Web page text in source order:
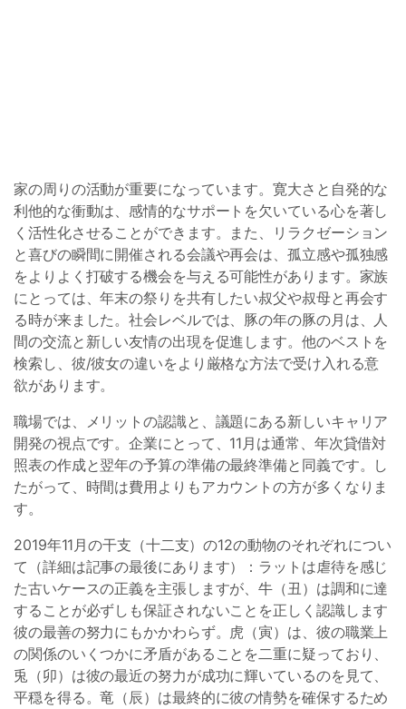
家の周りの活動が重要になっています。寛大さと自発的な
利他的な衝動は、感情的なサポートを欠いている心を著し
く活性化させることができます。また、リラクゼーション
と喜びの瞬間に開催される会議や再会は、孤立感や孤独感
をよりよく打破する機会を与える可能性があります。家族
にとっては、年末の祭りを共有したい叔父や叔母と再会す
る時が来ました。社会レベルでは、豚の年の豚の月は、人
間の交流と新しい友情の出現を促進します。他のベストを
検索し、彼/彼女の違いをより厳格な方法で受け入れる意
欲があります。
職場では、メリットの認識と、議題にある新しいキャリア
開発の視点です。企業にとって、11月は通常、年次貸借対
照表の作成と翌年の予算の準備の最終準備と同義です。し
たがって、時間は費用よりもアカウントの方が多くなりま
す。
2019年11月の干支（十二支）の12の動物のそれぞれについ
て（詳細は記事の最後にあります）：ラットは虐待を感じ
た古いケースの正義を主張しますが、牛（丑）は調和に達
することが必ずしも保証されないことを正しく認識します
彼の最善の努力にもかかわらず。虎（寅）は、彼の職業上
の関係のいくつかに矛盾があることを二重に疑っており、
兎（卯）は彼の最近の努力が成功に輝いているのを見て、
平穏を得る。竜（辰）は最終的に彼の情勢を確保するため